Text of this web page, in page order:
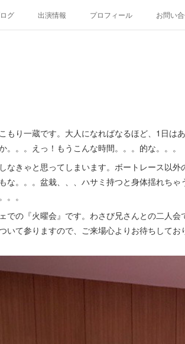
グ 出演情報 プロフィール お問い
り一蔵です。大人になればなるほど、1日は
。。えっ！もうこんな時間。。。的な。。。
きゃと思ってしまいます。ボートレース以
な。。。盆栽、、、ハサミ持つと身体揺れちゃ
。。
の『火曜会』です。わさび兄さんとの二人
て参りますので、ご来場心よりお待ちしてお